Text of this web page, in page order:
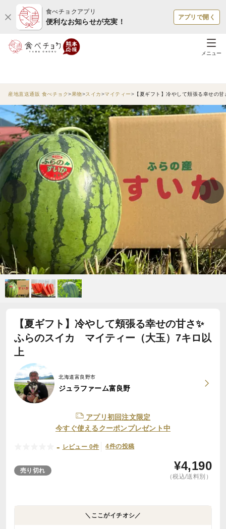
食べチョクアプリ
便利なお知らせが充実！
アプリで開く
メニュー
産地直送通販 食べチョク 果物 スイカ マイティー 【夏ギフト】冷やして頬張る幸せの
【夏ギフト】冷やして頬張る幸せの甘さ✨
ふらのスイカ マイティー（大玉）7キロ以
上
北海道富良野市
ジュラファーム富良野
アプリ初回注文限定
今すぐ使えるクーポンプレゼント中
- レビュー 0件 4件の投稿
売り切れ ¥4,190
（税込/送料別）
＼ここがイチオシ／